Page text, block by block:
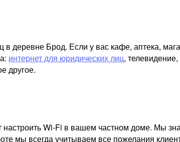
деревне Брод. Если у вас кафе, аптека,
интернет для юридических лиц,
другое.
Wi-Fi в вашем частном доме. Мы
мы всегда учитываем все пожелания